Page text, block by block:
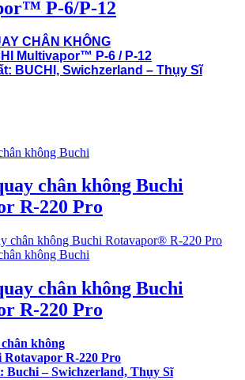
P-6/P-12
CHÂN KHÔNG
Multivapor™ P-6 / P-12
BUCHI, Swichzerland – Thụy Sĩ
không Buchi
chân không Buchi
R-220 Pro
không Buchi
chân không Buchi
R-220 Pro
không
Rotavapor R-220 Pro
Buchi – Swichzerland, Thụy Sĩ